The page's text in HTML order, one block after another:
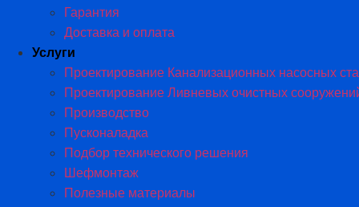
Гарантия
Доставка и оплата
Услуги
Проектирование Канализационных насосных
Проектирование Ливневых очистных
Производство
Пусконаладка
Подбор технического решения
Шефмонтаж
Полезные материалы